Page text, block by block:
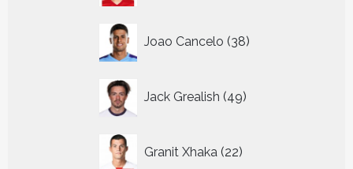
Joao Cancelo 38
producten
Jack Grealish 49
producten
Granit Xhaka 22
producten